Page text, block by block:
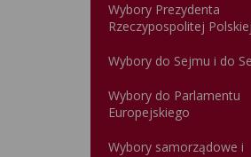
Wybory Prezydenta
Rzeczypospolitej Polskiej
Wybory do Sejmu i do
Wybory do Parlamentu
Europejskiego
Wybory samorządowe i